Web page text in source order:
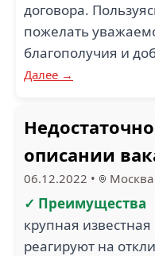
договора.
пожелать
благополучия и
Далее →
описании
06.12.2022 • Москва
✓ Преимущества
крупная
реагируют на